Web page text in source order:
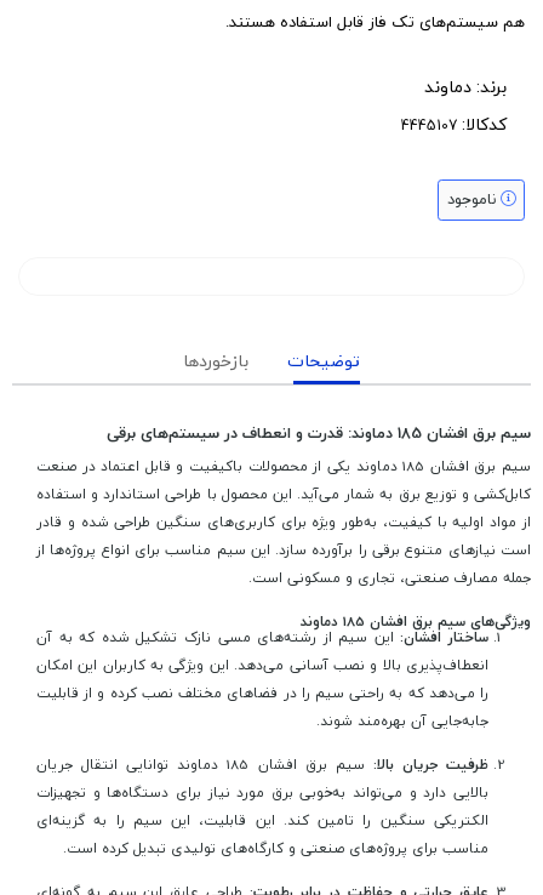
هم سیستم‌های تک فاز قابل استفاده هستند.
برند:دماوند‍
کدکالا:
ناموجود
توضیحات بازخوردها
سیم برق افشان 185 دماوند: قدرت و انعطاف در سیستم‌های برقی
سیم برق افشان 185 دماوند یکی از محصولات باکیفیت و قابل اعتماد در صنعت
کابل‌کشی و توزیع برق به شمار می‌آید. این محصول با طراحی استاندارد و استفاده
از مواد اولیه با کیفیت، به‌طور ویژه برای کاربری‌های سنگین طراحی شده و قادر
است نیازهای متنوع برقی را برآورده سازد. این سیم مناسب برای انواع پروژه‌ها از
جمله مصارف صنعتی، تجاری و مسکونی است.
ویژگی‌های سیم برق افشان 185 دماوند
ساختار افشان: این سیم از رشته‌های مسی نازک تشکیل شده که به آن
انعطاف‌پذیری بالا و نصب آسانی می‌دهد. این ویژگی به کاربران این امکان
را می‌دهد که به راحتی سیم را در فضاهای مختلف نصب کرده و از قابلیت
جابه‌جایی آن بهره‌مند شوند.
ظرفیت جریان بالا:
سیم برق افشان 185 دماوند توانایی انتقال جریان
بالایی دارد و می‌تواند به‌خوبی برق مورد نیاز برای دستگاه‌ها و تجهیزات
الکتریکی سنگین را تامین کند. این قابلیت، این سیم را به گزینه‌ای
مناسب برای پروژه‌های صنعتی و کارگاه‌های تولیدی تبدیل کرده است.